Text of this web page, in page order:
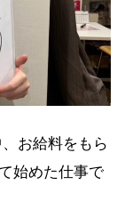
お給料をもら
始めた仕事で